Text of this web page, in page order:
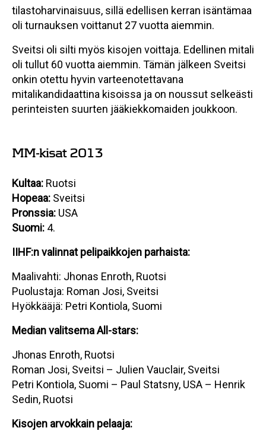
tilastoharvinaisuus, sillä edellisen kerran isäntämaa
oli turnauksen voittanut 27 vuotta aiemmin.
Sveitsi oli silti myös kisojen voittaja. Edellinen mitali
oli tullut 60 vuotta aiemmin. Tämän jälkeen Sveitsi
onkin otettu hyvin varteenotettavana
mitalikandidaattina kisoissa ja on noussut selkeästi
perinteisten suurten jääkiekkomaiden joukkoon.
MM-kisat 2013
Kultaa: Ruotsi
Hopeaa: Sveitsi
Pronssia: USA
Suomi: 4.
IIHF:n valinnat pelipaikkojen parhaista:
Maalivahti: Jhonas Enroth, Ruotsi
Puolustaja: Roman Josi, Sveitsi
Hyökkääjä: Petri Kontiola, Suomi
Median valitsema All-stars:
Jhonas Enroth, Ruotsi
Roman Josi, Sveitsi – Julien Vauclair, Sveitsi
Petri Kontiola, Suomi – Paul Statsny, USA – Henrik
Sedin, Ruotsi
Kisojen arvokkain pelaaja: